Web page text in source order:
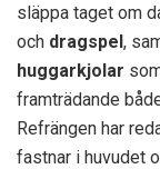
släppa taget om
och dragspel,
huggarkjolar
framträdande
Refrängen har
fastnar i huvudet